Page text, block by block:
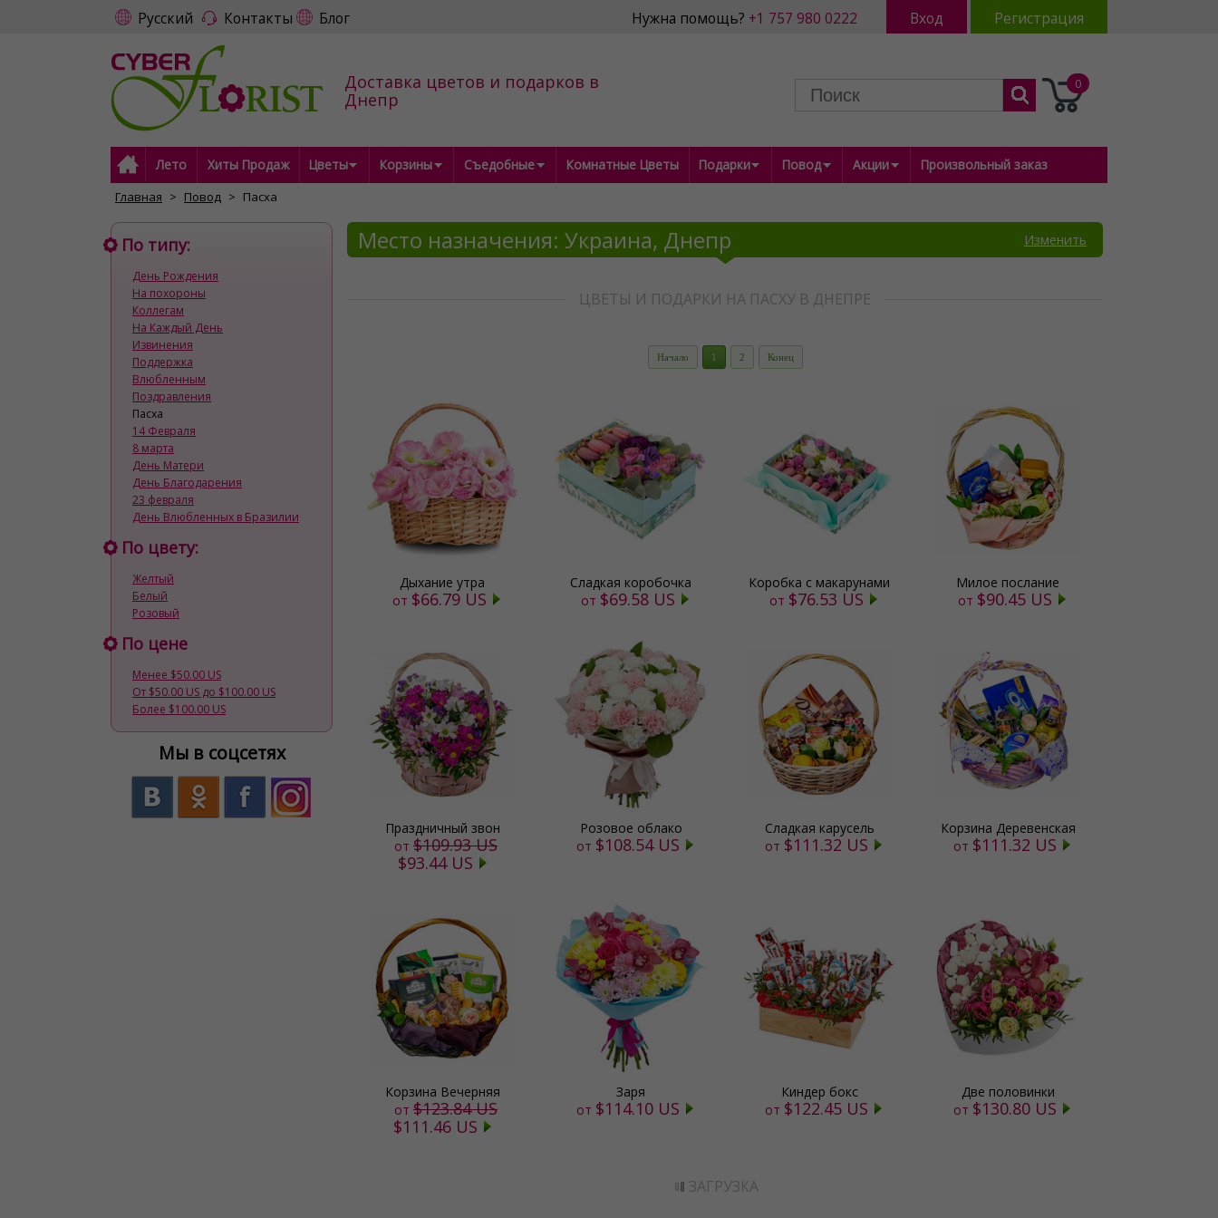
Русский Контакты Блог Нужна помощь? +1 757 980 0222 Вход Регистрация
Доставка цветов и подарков в
Днепр
0
Лето Хиты Продаж Цветы Корзины Съедобные Комнатные Цветы Подарки Повод Акции Произвольный заказ
Главная Повод Пасха
По типу:
День Рождения
На похороны
Коллегам
На Каждый День
Извинения
Поддержка
Влюбленным
Поздравления
Пасха
14 Февраля
8 марта
День Матери
День Благодарения
23 февраля
День Влюбленных в Бразилии
По цвету:
Желтый
Белый
Розовый
По цене
Менее $50.00 US
От $50.00 US до $100.00 US
Более $100.00 US
Мы в соцсетях
Место назначения: Украина, Днепр Изменить
ЦВЕТЫ И ПОДАРКИ НА ПАСХУ В ДНЕПРЕ
Начало 1 2 Конец
Дыхание утра
от $66.79 US
Сладкая коробочка
от $69.58 US
Коробка с макарунами
от $76.53 US
Милое послание
от $90.45 US
Праздничный звон
от $109.93 US
$93.44 US
Розовое облако
от $108.54 US
Сладкая карусель
от $111.32 US
Корзина Деревенская
от $111.32 US
Корзина Вечерняя
от $123.84 US
$111.46 US
Заря
от $114.10 US
Киндер бокс
от $122.45 US
Две половинки
от $130.80 US
ЗАГРУЗКА